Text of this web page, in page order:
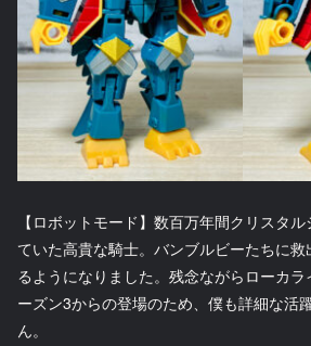
【ロボットモード】数百万年間クリスタ
ていた高貴な騎士。バンブルビーたちに
るようになりました。残念ながらローカ
ーズン3からの登場のため、僕も詳細な活
ん。